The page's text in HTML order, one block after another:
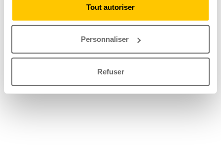
Tout autoriser
Personnaliser
Refuser